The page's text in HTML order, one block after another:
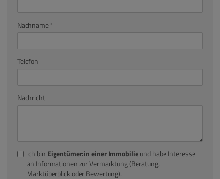
Nachname
Telefon
Nachricht
Ich bin Eigentümer:in einer Immobilieund habe Interesse
an Informationen zur Vermarktung (Beratung,
Marktüberblick oder Bewertung).